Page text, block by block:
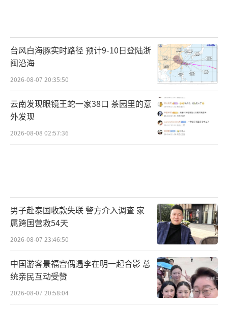
台风白海豚实时路径 预计9-10日登陆浙
闽沿海
2026-08-07 20:35:50
云南发现眼镜王蛇一家38口 茶园里的意
外发现
2026-08-08 02:57:36
男子赴泰国收款失联 警方介入调查 家
属跨国营救54天
2026-08-07 23:46:50
中国游客景福宫偶遇李在明一起合影 总
统亲民互动受赞
2026-08-07 20:58:04